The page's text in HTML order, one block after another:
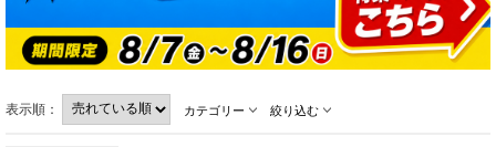
表示順： カテゴリー 絞り込む